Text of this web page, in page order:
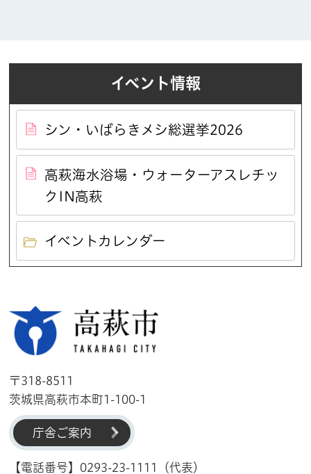
イベント情報
シン・いばらきメシ総選挙2026
高萩海水浴場・ウォーターアスレチッ
クIN高萩
イベントカレンダー
〒318-8511
茨城県高萩市本町1-100-1
庁舎ご案内
【電話番号】0293-23-1111（代表）